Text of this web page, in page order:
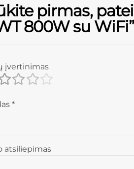
pirmas,
800W su WiFi”
įvertinimas
atsiliepimas
*